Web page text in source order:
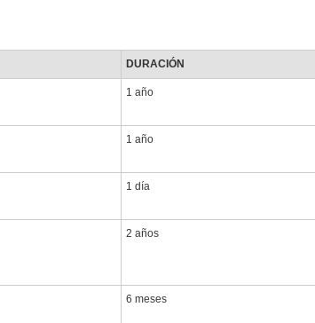
DURACIÓN
1 año
1 año
1 día
2 años
6 meses